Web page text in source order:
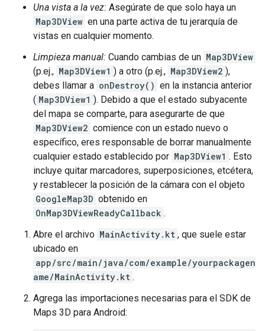
Una vista a la vez: Asegúrate de que solo haya un
Map3DView en una parte activa de tu jerarquía de
vistas en cualquier momento.
Limpieza manual: Cuando cambias de un Map3DView
(p.ej., Map3DView1 ) a otro (p.ej., Map3DView2 ),
debes llamar a onDestroy() en la instancia anterior
( Map3DView1 ). Debido a que el estado subyacente
del mapa se comparte, para asegurarte de que
Map3DView2 comience con un estado nuevo o
específico, eres responsable de borrar manualmente
cualquier estado establecido por Map3DView1 . Esto
incluye quitar marcadores, superposiciones, etcétera,
y restablecer la posición de la cámara con el objeto
GoogleMap3D obtenido en
OnMap3DViewReadyCallback .
Abre el archivo MainActivity.kt , que suele estar
ubicado en
app/src/main/java/com/example/yourpackagen
ame/MainActivity.kt .
Agrega las importaciones necesarias para el SDK de
Maps 3D para Android: